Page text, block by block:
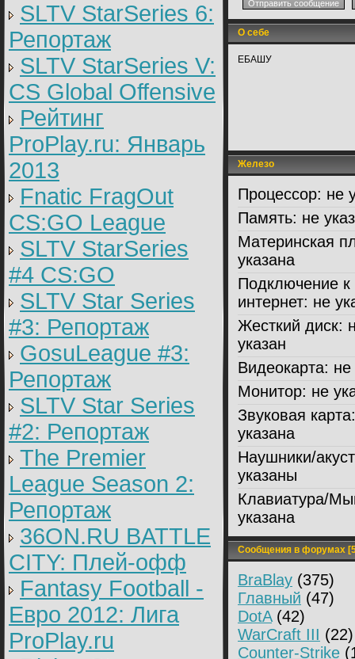
SLTV StarSeries 6:
Репортаж
SLTV StarSeries V:
CS Global Offensive
Рейтинг
ProPlay.ru: Январь
2013
Fnatic FragOut
CS:GO League
SLTV StarSeries
#4 CS:GO
SLTV Star Series
#3: Репортаж
GosuLeague #3:
Репортаж
SLTV Star Series
#2: Репортаж
The Premier
League Season 2:
Репортаж
36ON.RU BATTLE
CITY: Плей-офф
Fantasy Football -
Евро 2012: Лига
ProPlay.ru
О себе
ЕБАШУ
Железо
Процессор: не
Память: не
Материнская
указана
Подключение к
интернет: не
Жесткий диск:
указан
Видеокарта: не
Монитор: не
Звуковая карта:
указана
Наушники/
указаны
Клавиатура/
указана
Сообщения в форумах
BraBlay (375)
Главный (47)
DotA(42)
WarCraft III (22)
Counter-Strike